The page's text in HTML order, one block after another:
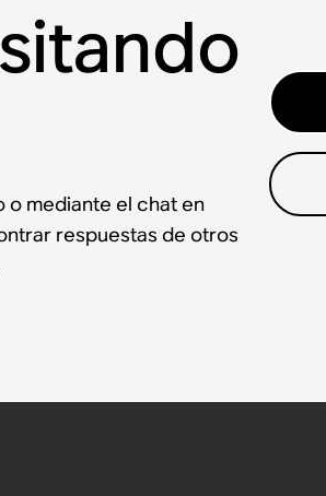
mediante el chat en
respuestas de otros